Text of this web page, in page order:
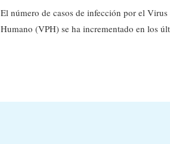
El número de casos de infección por el Virus
Humano (VPH) se ha incrementado en los